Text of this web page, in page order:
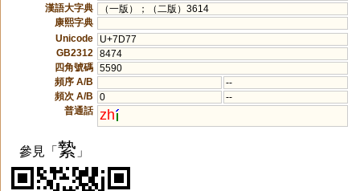
漢語大字典
（一版）；（二版）3614
康熙字典
Unicode
U+7D77
GB2312
8474
四角號碼 5590
頻序 A/B
--
頻次 A/B
0
--
普通話 zh
參見「縶 」